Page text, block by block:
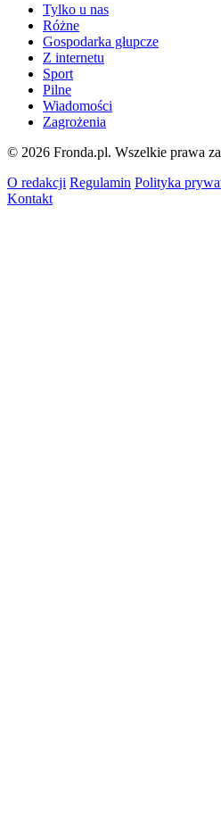
Tylko u nas
Różne
Gospodarka głupcze
Z internetu
Sport
Pilne
Wiadomości
Zagrożenia
© 2026 Fronda.pl. Wszelkie prawa
O redakcji Regulamin Polityka
Kontakt